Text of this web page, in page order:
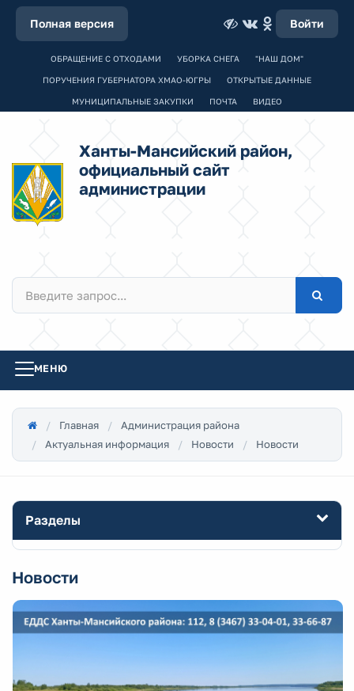
Полная версия Войти
ОБРАЩЕНИЕ С ОТХОДАМИ УБОРКА СНЕГА "НАШ ДОМ"
ПОРУЧЕНИЯ ГУБЕРНАТОРА ХМАО-ЮГРЫ ОТКРЫТЫЕ ДАННЫЕ
МУНИЦИПАЛЬНЫЕ ЗАКУПКИ ПОЧТА ВИДЕО
Ханты-Мансийский район,
официальный сайт
администрации
МЕНЮ
Главная
Администрация района
Актуальная информация
Новости Новости
Разделы
Новости